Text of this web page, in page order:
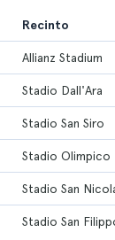
Recinto
Allianz Stadium
Stadio Dall'Ara
Stadio San Siro
Stadio Olimpico
Stadio San
Stadio San